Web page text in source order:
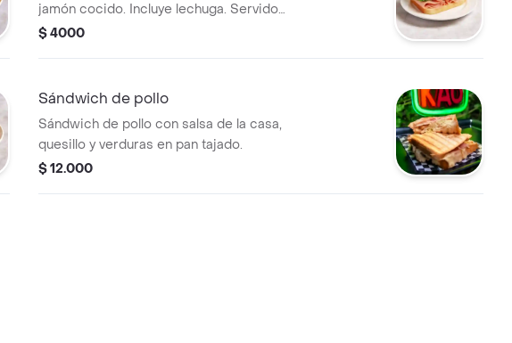
jamón cocido. Incluye lechuga. Servido
frío o a la plancha.
$ 4000
Sándwich de pollo
Sándwich de pollo con salsa de la casa,
quesillo y verduras en pan tajado.
$ 12.000